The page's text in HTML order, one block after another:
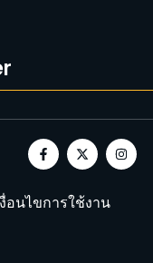
งื่อนไขการใช้งาน